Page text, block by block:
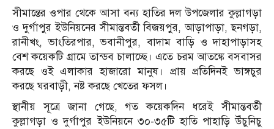
সীমান্তের ওপার থেকে আসা বন্য হাতির দল উপজেলার কুল্লাগড়া
ও দুর্গাপুর ইউনিয়নের সীমান্তবর্তী বিজয়পুর, আড়াপাড়া, ছনগড়া,
রানীখং, ভাংতিরপার, ভবানীপুর, বাদাম বাড়ি ও দাহাপাড়াসহ
বেশ কয়েকটি গ্রামে তান্ডব চালাচ্ছে। এতে চরম আতঙ্কে বসবাসর
করছে ওই এলাকার হাজারো মানুষ। প্রায় প্রতিদিনই ভাঙ্গচুর
করছে ঘরবাড়ী, নষ্ট করছে খেতের ফসল।
স্থানীয় সূত্রে জানা গেছে, গত কয়েকদিন ধরেই সীমান্তবর্তী
কুল্লাগড়া ও দুর্গাপুর ইউনিয়নে ৩০-৩৫টি হাতি পাহাড়ি উঁচুনিচু